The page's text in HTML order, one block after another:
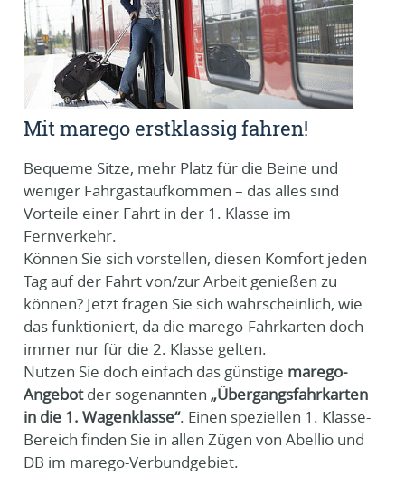
Mit marego erstklassig fahren!
Bequeme Sitze, mehr Platz für die Beine und
weniger Fahrgastaufkommen – das alles sind
Vorteile einer Fahrt in der 1. Klasse im
Fernverkehr.
Können Sie sich vorstellen, diesen Komfort jeden
Tag auf der Fahrt von/zur Arbeit genießen zu
können? Jetzt fragen Sie sich wahrscheinlich, wie
das funktioniert, da die marego-Fahrkarten doch
immer nur für die 2. Klasse gelten.
Nutzen Sie doch einfach das günstige marego-
Angebotder sogenannten „Übergangsfahrkarten
in die 1. Wagenklasse“. Einen speziellen 1. Klasse-
Bereich finden Sie in allen Zügen von Abellio und
DB im marego-Verbundgebiet.